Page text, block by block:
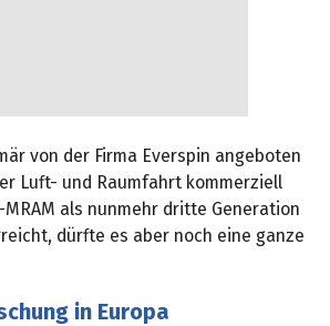
von der Firma Everspin angeboten
Luft- und Raumfahrt kommerziell
MRAM als nunmehr dritte Generation
dürfte es aber noch eine ganze
in Europa